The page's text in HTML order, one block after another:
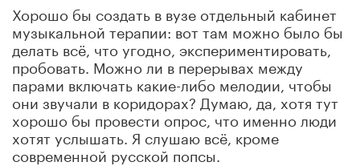
Хорошо бы создать в вузе отдельный кабинет
музыкальной терапии: вот там можно было бы
делать всё, что угодно, экспериментировать,
пробовать. Можно ли в перерывах между
парами включать какие-либо мелодии, чтобы
они звучали в коридорах? Думаю, да, хотя тут
хорошо бы провести опрос, что именно люди
хотят услышать. Я слушаю всё, кроме
современной русской попсы.